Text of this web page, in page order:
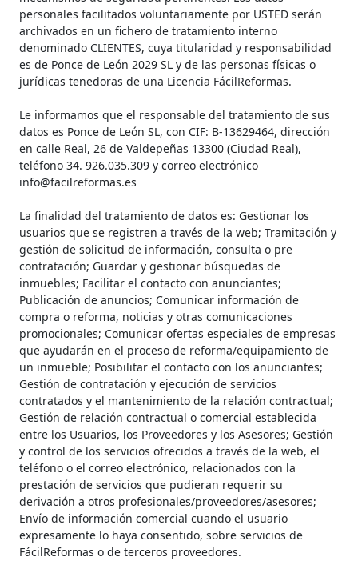
personales facilitados voluntariamente por USTED serán
archivados en un fichero de tratamiento interno
denominado CLIENTES, cuya titularidad y responsabilidad
es de Ponce de León 2029 SL y de las personas físicas o
jurídicas tenedoras de una Licencia FácilReformas.
Le informamos que el responsable del tratamiento de sus
datos es Ponce de León SL, con CIF: B-13629464, dirección
en calle Real, 26 de Valdepeñas 13300 (Ciudad Real),
teléfono 34. ‎926.035.309 y correo electrónico
info@facilreformas.es
La finalidad del tratamiento de datos es: Gestionar los
usuarios que se registren a través de la web; Tramitación y
gestión de solicitud de información, consulta o pre
contratación; Guardar y gestionar búsquedas de
inmuebles; Facilitar el contacto con anunciantes;
Publicación de anuncios; Comunicar información de
compra o reforma, noticias y otras comunicaciones
promocionales; Comunicar ofertas especiales de empresas
que ayudarán en el proceso de reforma/equipamiento de
un inmueble; Posibilitar el contacto con los anunciantes;
Gestión de contratación y ejecución de servicios
contratados y el mantenimiento de la relación contractual;
Gestión de relación contractual o comercial establecida
entre los Usuarios, los Proveedores y los Asesores; Gestión
y control de los servicios ofrecidos a través de la web, el
teléfono o el correo electrónico, relacionados con la
prestación de servicios que pudieran requerir su
derivación a otros profesionales/proveedores/asesores;
Envío de información comercial cuando el usuario
expresamente lo haya consentido, sobre servicios de
FácilReformas o de terceros proveedores.